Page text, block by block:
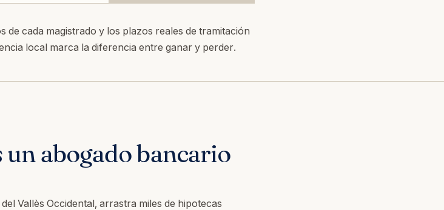
cada magistrado y los plazos reales de tramitación
local marca la diferencia entre ganar y perder.
un abogado bancario
Vallès Occidental, arrastra miles de hipotecas